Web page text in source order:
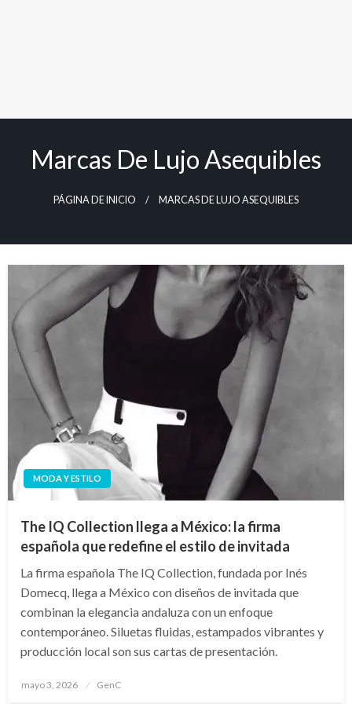
Marcas De Lujo Asequibles
PÁGINA DE INICIO MARCAS DE LUJO ASEQUIBLES
MODA Y ESTILO
The IQ Collection llega a México: la firma
española que redefine el estilo de invitada
La firma española The IQ Collection, fundada por Inés
Domecq, llega a México con diseños de invitada que
combinan la elegancia andaluza con un enfoque
contemporáneo. Siluetas fluidas, estampados vibrantes y
producción local son sus cartas de presentación.
Publicado
mayo 3, 2026 GenC